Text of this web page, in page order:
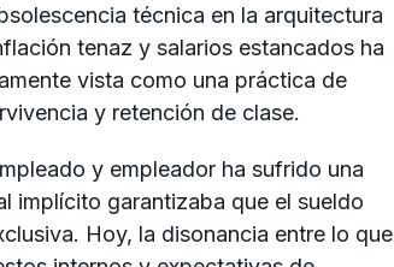
técnica en la arquitectura
tenaz y salarios estancados ha
vista como una práctica de
y retención de clase.
y empleador ha sufrido una
implícito garantizaba que el sueldo
Hoy, la disonancia entre lo que